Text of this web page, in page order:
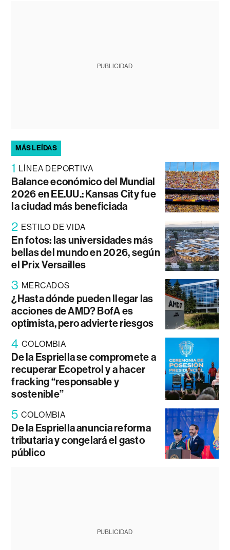
PUBLICIDAD
MÁS LEÍDAS
1 LÍNEA DEPORTIVA
Balance económico del Mundial
2026 en EE.UU.: Kansas City fue
la ciudad más beneficiada
2 ESTILO DE VIDA
En fotos: las universidades más
bellas del mundo en 2026, según
el Prix Versailles
3 MERCADOS
¿Hasta dónde pueden llegar las
acciones de AMD? BofA es
optimista, pero advierte riesgos
4 COLOMBIA
De la Espriella se compromete a
recuperar Ecopetrol y a hacer
fracking “responsable y
sostenible”
5 COLOMBIA
De la Espriella anuncia reforma
tributaria y congelará el gasto
público
PUBLICIDAD